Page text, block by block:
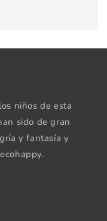
niños de esta
sido de gran
y fantasía y